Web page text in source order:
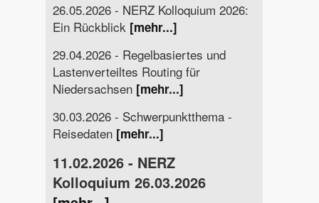
26.05.2026 - NERZ Kolloquium 2026:
Ein Rückblick [mehr...]
29.04.2026 - Regelbasiertes und
Lastenverteiltes Routing für
Niedersachsen [mehr...]
30.03.2026 - Schwerpunktthema -
Reisedaten [mehr...]
11.02.2026 - NERZ
Kolloquium 26.03.2026